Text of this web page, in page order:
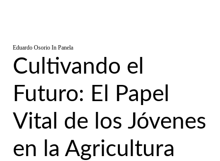
Eduardo Osorio In Panela
Cultivando el
Futuro: El Papel
Vital de los Jóvenes
en la Agricultura